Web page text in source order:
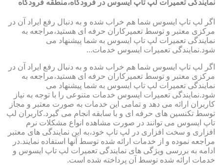
نمایندگی تعمیرات لپ تاپ ایسوس در فرودگاه،منطقه فرودگاه
اگر لپ تاپ ایسوس شما هم خراب شده و به دنبال رفع ایراد آن در
مرکزی معتبر و توسط تعمیرکاران حرفه ای هستید،مراجعه به
نمایندگی تعمیرات لپ تاپ ایسوس به شما پیشنهاد می
شود.نمایندگی تعمیرات ایسوس خدمات...
اگر لپ تاپ ایسوس شما هم خراب شده و به دنبال رفع ایراد آن در
مرکزی معتبر و توسط تعمیرکاران حرفه ای هستید،مراجعه به
نمایندگی تعمیرات لپ تاپ ایسوس به شما پیشنهاد می
شود.نمایندگی تعمیرات ایسوس خدمات متنوعی را با توجه به نیاز
کاربران ارائه می دهد و تمامی این خدمات به صورت معتبر و مجاز
توسط تکنسین های حرفه ای و با سابقه انجام می گیرد.کاربران لپ
تاپ ایسوس می توانند در صورت مشاهده انواع مشکلات نرم
افزاری و سخت افزاری در لپ تاپ خود،به این نمایندگی های معتبر
مراجعه نموده و از خدمات ارائه شده توسط آنها استفاده نمایند.در
ادامه به بررسی ویژگی های نمایندگی تعمیرات لپ تاپ ایسوس و
خدمات ارائه شده توسط آن پرداخته شده است.